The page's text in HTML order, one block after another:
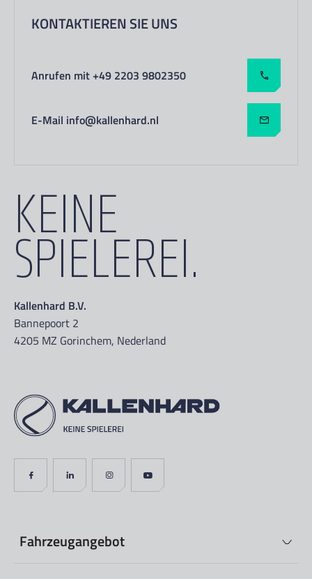
KONTAKTIEREN SIE UNS
Anrufen mit +49 2203 9802350
E-Mail info@kallenhard.nl
KEINE
SPIELEREI.
Kallenhard B.V.
Bannepoort 2
4205 MZ Gorinchem, Nederland
Fahrzeugangebot